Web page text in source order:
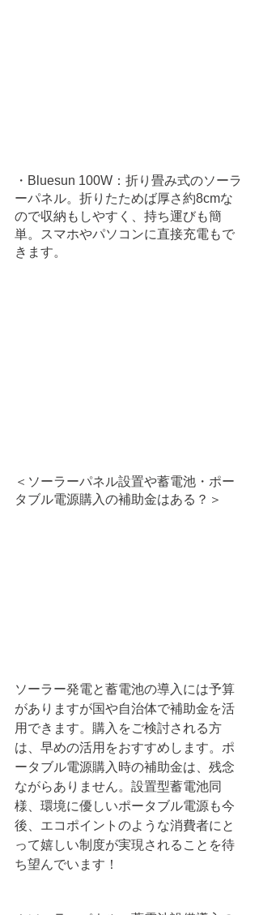
・Bluesun 100W：折り畳み式のソーラ
ーパネル。折りたためば厚さ約8cmな
ので収納もしやすく、持ち運びも簡
単。スマホやパソコンに直接充電もで
きます。
＜ソーラーパネル設置や蓄電池・ポー
タブル電源購入の補助金はある？＞
ソーラー発電と蓄電池の導入には予算
がありますが国や自治体で補助金を活
用できます。購入をご検討される方
は、早めの活用をおすすめします。ポ
ータブル電源購入時の補助金は、残念
ながらありません。設置型蓄電池同
様、環境に優しいポータブル電源も今
後、エコポイントのような消費者にと
って嬉しい制度が実現されることを待
ち望んでいます！